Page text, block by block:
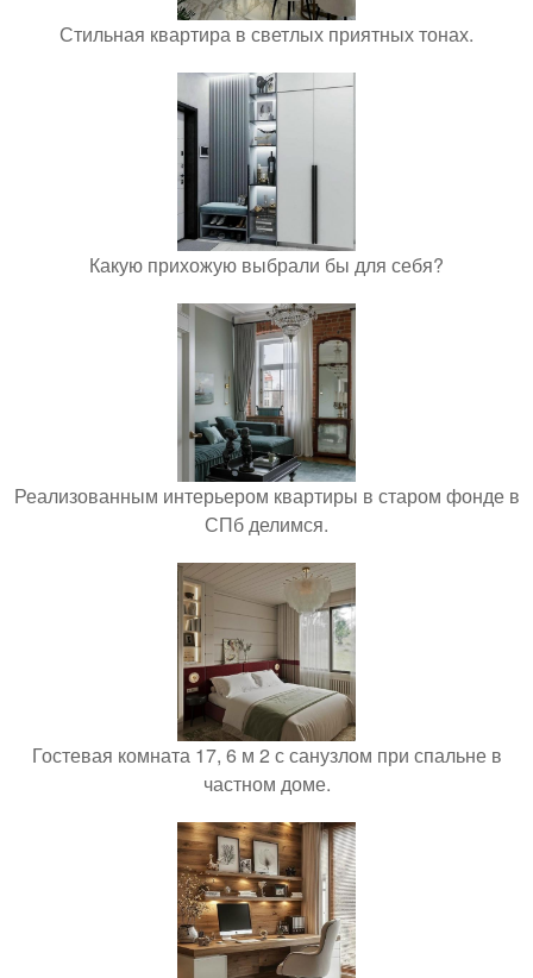
Стильная квартира в светлых приятных тонах.
Какую прихожую выбрали бы для себя?
Реализованным интерьером квартиры в старом фонде в
СПб делимся.
Гостевая комната 17, 6 м 2 с санузлом при спальне в
частном доме.